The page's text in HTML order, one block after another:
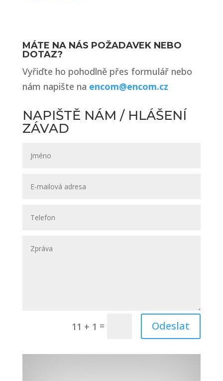
MÁTE NA NÁS POŽADAVEK NEBO
DOTAZ?
Vyřiďte ho pohodlně přes formulář nebo
nám napište na encom@encom.cz
NAPIŠTĚ NÁM / HLÁŠENÍ
ZÁVAD
11 + 1 = Odeslat